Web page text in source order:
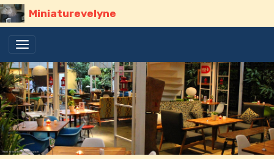
Miniaturevelyne